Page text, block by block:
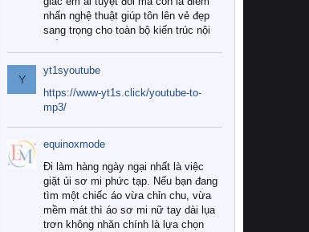
nhấn nghệ thuật giúp tôn lên vẻ đẹp
sang trọng cho toàn bộ kiến trúc nội
Tuy nhiên, giữa thị trường đa dạng
với vô vàn thương hiệu và mẫu mã
như hiện nay, làm thế nào để chọn
được những bộ chăn ga gối đệm cao
cấp thực sự chất lượng, phù hợp với
khí hậu và nhu cầu sử dụng của gia
đình? Hãy cùng chúng tôi đi tìm lời
giải đáp chi tiết qua bài viết dưới đây.
1. Tại sao các gia đình hiện đại lại ưa
chuộng chăn ga gối đệm cao cấp?
Y
yt1syoutube
https://www-yt1s.click/youtube-to-
mp3/
equinoxmode
Đi làm hàng ngày ngại nhất là việc
giặt ủi sơ mi phức tạp. Nếu bạn đang
tìm một chiếc áo vừa chỉn chu, vừa
mềm mát thì áo sơ mi nữ tay dài lụa
trơn không nhăn chính là lựa chọn